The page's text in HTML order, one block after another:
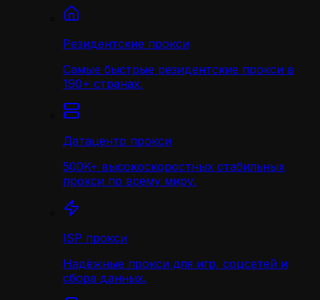
Резидентские прокси
Самые быстрые резидентские прокси в
190+ странах.
Датацентр прокси
500K+ высокоскоростных стабильных
прокси по всему миру.
ISP прокси
Надёжные прокси для игр, соцсетей и
сбора данных.